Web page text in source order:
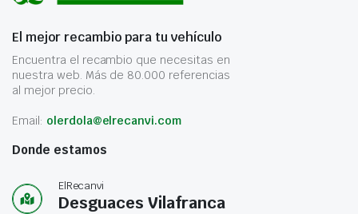
El mejor recambio para tu vehículo
Encuentra el recambio que necesitas en
nuestra web. Más de 80.000 referencias
al mejor precio.
Email: olerdola@elrecanvi.com
Donde estamos
ElRecanvi
Desguaces Vilafranca